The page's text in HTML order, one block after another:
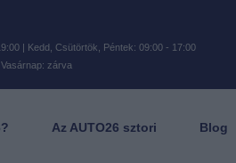
| Kedd, Csütörtök, Péntek: 09:00 - 17:00
zárva
Az AUTO26 sztori Blog